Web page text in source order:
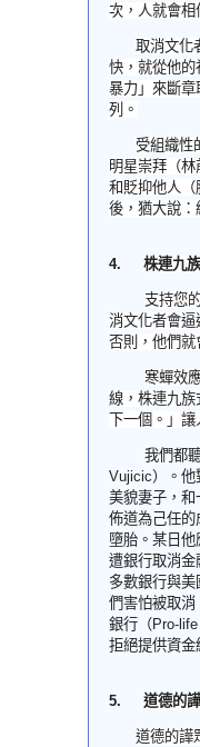
次，人就會相
取消文化
快，就從他的
暴力」來斷章
列。
受組織性
明星崇拜（林
和貶抑他人（
後，猶大說：
4. 株連九
支持您
消文化者會逼
否則，他們就
寒蟬效
線，株連九族
下一個。」
我們都
Vujicic）。他
美貌妻子，和
佈道為己任的
墮胎。某日
遭銀行取消金
多數銀行與
們害怕被取消
銀行（ Pro-
拒絕提供資金
5. 道德的
道德的譁